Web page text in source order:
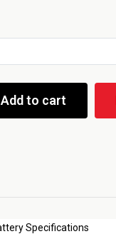
Specifications
Add to cart